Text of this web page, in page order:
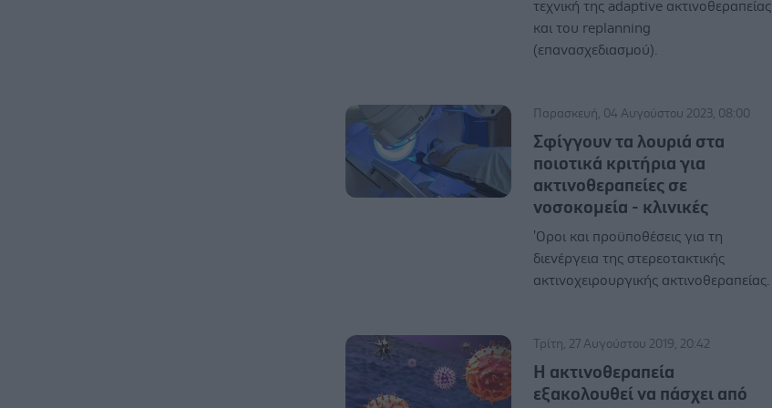
τεχνική της adaptive ακτινοθεραπείας
και του replanning
(επανασχεδιασμού).
Παρασκευή, 04 Αυγούστου 2023, 08:00
Σφίγγουν τα λουριά στα
ποιοτικά κριτήρια για
ακτινοθεραπείες σε
νοσοκομεία - κλινικές
'Οροι και προϋποθέσεις για τη
διενέργεια της στερεοτακτικής
ακτινοχειρουργικής ακτινοθεραπείας.
Τρίτη, 27 Αυγούστου 2019, 20:42
Η ακτινοθεραπεία
εξακολουθεί να πάσχει από